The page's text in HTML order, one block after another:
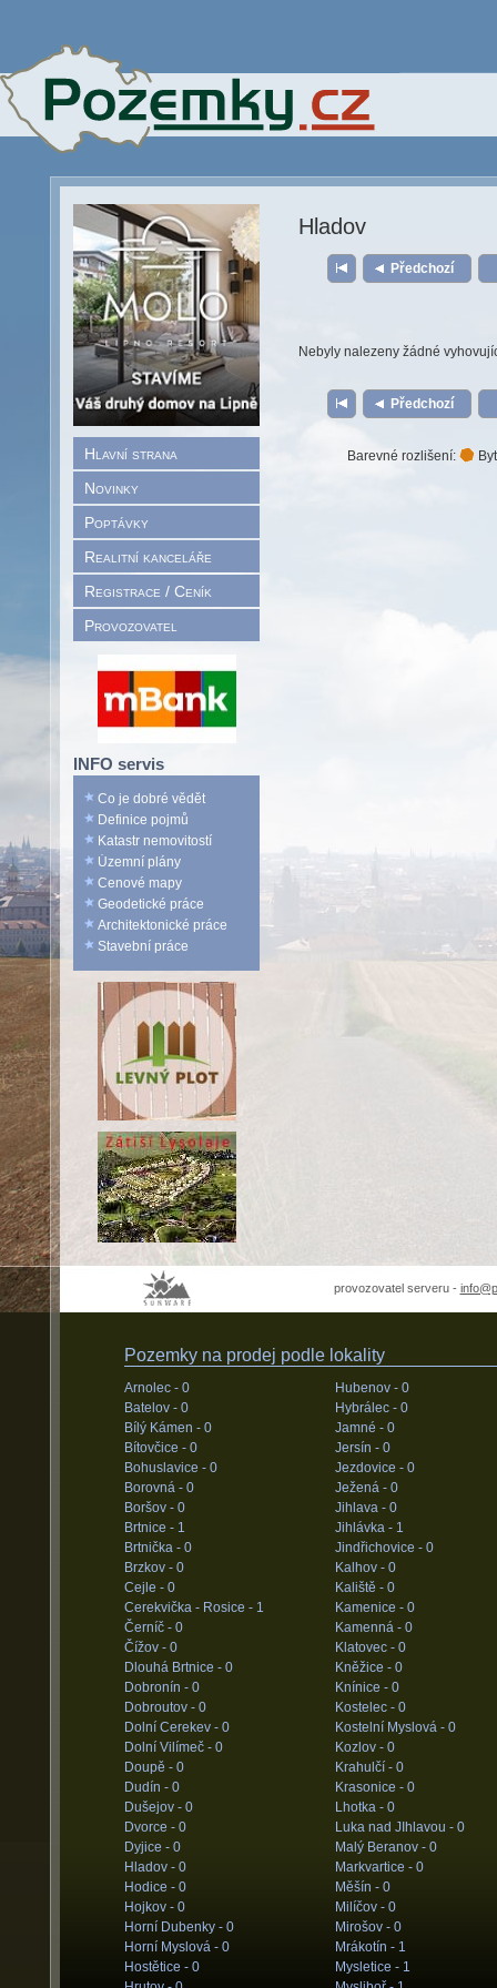
Hlavní strana
Novinky
Poptávky
Realitní kanceláře
Registrace / Ceník
Provozovatel
INFO servis
Co je dobré vědět
Definice pojmů
Katastr nemovitostí
Územní plány
Cenové mapy
Geodetické práce
Architektonické práce
Stavební práce
Hladov
Předchozí
Nebyly nalezeny žádné
Předchozí
Barevné rozlišení:
provozovatel serveru -
Pozemky na prodej podle lokality
Arnolec - 0
Batelov - 0
Bílý Kámen - 0
Bítovčice - 0
Bohuslavice - 0
Borovná - 0
Boršov - 0
Brtnice - 1
Brtnička - 0
Brzkov - 0
Cejle - 0
Cerekvička - Rosice - 1
Černíč - 0
Čížov - 0
Dlouhá Brtnice - 0
Dobronín - 0
Dobroutov - 0
Dolní Cerekev - 0
Dolní Vilímeč - 0
Doupě - 0
Dudín - 0
Dušejov - 0
Dvorce - 0
Dyjice - 0
Hladov - 0
Hodice - 0
Hojkov - 0
Horní Dubenky - 0
Horní Myslová - 0
Hostětice - 0
Hubenov - 0
Hybrálec - 0
Jamné - 0
Jersín - 0
Jezdovice - 0
Ježená - 0
Jihlava - 0
Jihlávka - 1
Jindřichovice - 0
Kalhov - 0
Kaliště - 0
Kamenice - 0
Kamenná - 0
Klatovec - 0
Kněžice - 0
Knínice - 0
Kostelec - 0
Kostelní Myslová - 0
Kozlov - 0
Krahulčí - 0
Krasonice - 0
Lhotka - 0
Luka nad JIhlavou - 0
Malý Beranov - 0
Markvartice - 0
Měšín - 0
Milíčov - 0
Mirošov - 0
Mrákotín - 1
Mysletice - 1